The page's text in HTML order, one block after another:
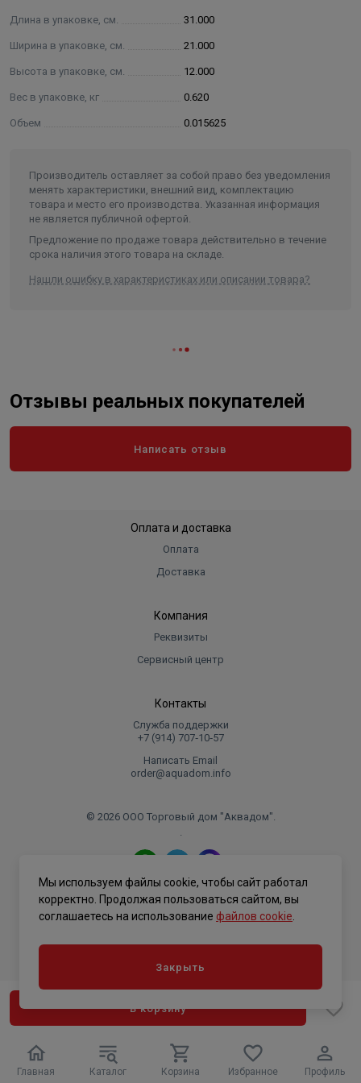
Главная Каталог Корзина Избранное Профиль
В корзину
Длина в упаковке, см. 31.000
Ширина в упаковке, см. 21.000
Высота в упаковке, см. 12.000
Вес в упаковке, кг 0.620
Объем 0.015625
Производитель оставляет за собой право без уведомления
менять характеристики, внешний вид, комплектацию
товара и место его производства. Указанная информация
не является публичной офертой.
Предложение по продаже товара действительно в течение
срока наличия этого товара на складе.
Нашли ошибку в характеристиках или описании товара?
Отзывы реальных покупателей
Написать отзыв
Оплата и доставка
Оплата
Доставка
Компания
Реквизиты
Сервисный центр
Контакты
Служба поддержки
+7 (914) 707‑10‑57
Написать Email
order@aquadom.info
© 2026 ООО Торговый дом "Аквадом".
.
Политика конфиденциальности
Мы используем файлы cookie, чтобы сайт работал
корректно. Продолжая пользоваться сайтом, вы
соглашаетесь на использование файлов cookie
Закрыть